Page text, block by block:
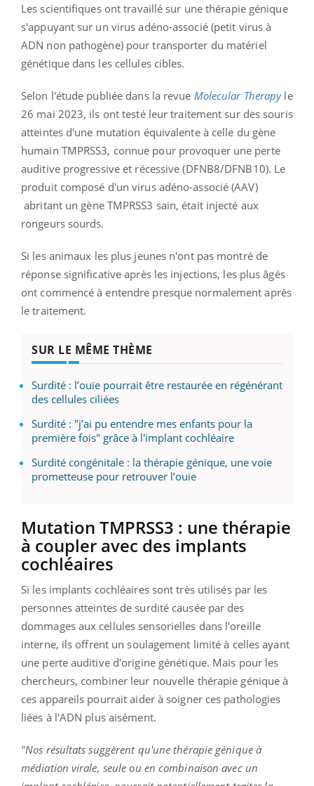
Les scientifiques ont travaillé sur une thérapie génique
s'appuyant sur un virus adéno-associé (petit virus à
ADN non pathogène) pour transporter du matériel
génétique dans les cellules cibles.
Selon l'étude publiée dans la revue Molecular Therapyle
26 mai 2023, ils ont testé leur traitement sur des souris
atteintes d'une mutation équivalente à celle du gène
humain TMPRSS3, connue pour provoquer une perte
auditive progressive et récessive (DFNB8/DFNB10). Le
produit composé d'un virus adéno-associé (AAV)
abritant un gène TMPRSS3 sain, était injecté aux
rongeurs sourds.
Si les animaux les plus jeunes n'ont pas montré de
réponse significative après les injections, les plus âgés
ont commencé à entendre presque normalement après
le traitement.
SUR LE MÊME THÈME
Surdité : l’ouïe pourrait être restaurée en régénérant
des cellules ciliées
Surdité : "j’ai pu entendre mes enfants pour la
première fois" grâce à l'implant cochléaire
Surdité congénitale : la thérapie génique, une voie
prometteuse pour retrouver l’ouïe
Mutation TMPRSS3 : une thérapie
à coupler avec des implants
cochléaires
Si les implants cochléaires sont très utilisés par les
personnes atteintes de surdité causée par des
dommages aux cellules sensorielles dans l'oreille
interne, ils offrent un soulagement limité à celles ayant
une perte auditive d'origine génétique. Mais pour les
chercheurs, combiner leur nouvelle thérapie génique à
ces appareils pourrait aider à soigner ces pathologies
liées à l'ADN plus aisément.
"Nos résultats suggèrent qu'une thérapie génique à
médiation virale, seule ou en combinaison avec un